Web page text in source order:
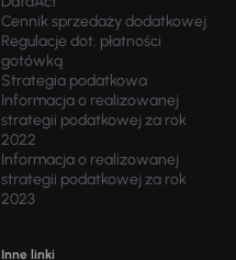
Cennik sprzedaży dodatkowej
Regulacje dot. płatności
gotówką
Strategia podatkowa
Informacja o realizowanej
strategii podatkowej za rok
2022
Informacja o realizowanej
strategii podatkowej za rok
2023
Inne linki